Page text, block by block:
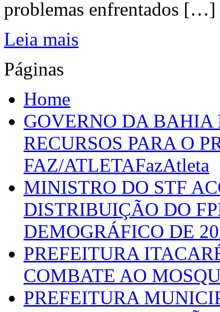
problemas enfrentados […]
Leia mais
Páginas
Home
GOVERNO DA
RECURSOS PARA O
FAZ/ATLETAFazAtleta
MINISTRO DO STF
DISTRIBUIÇÃO DO
DEMOGRÁFICO DE
PREFEITURA
COMBATE AO
PREFEITURA